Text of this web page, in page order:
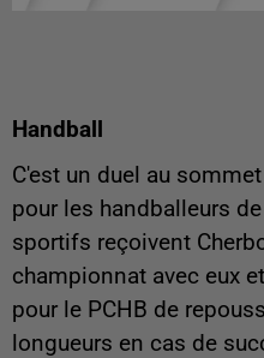
Handball
C'est un duel au
pour les handballeurs
sportifs reçoivent
championnat avec eux
pour le PCHB de
longueurs en cas de